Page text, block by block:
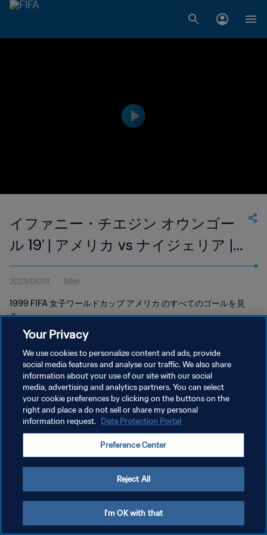
イファニー・チエジン オウンゴー
ル 19' | アメリカ vs ナイジェリア |
1999 FIFA 女子ワールドカップ アメ
リカ
2023/06/01 50秒
1999 FIFA 女子ワールドカップ アメリカ のすべてのゴールを見
る。
プライバシーポリシー
サービス利用規約
Your Privacy
We use cookies to personalize content and ads, provide
social media features and analyse our traffic. We also share
information about your use of our site with our social
media, advertising and analytics partners. You can select
your cookie preferences by clicking on the buttons on the
right and place a do not sell or share my personal
information request. Data Protection Portal
Preference Center
Reject All
I'm OK with that